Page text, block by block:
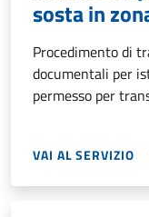
sosta in
Procedimento di
documentali per
permesso per
VAI AL SERVIZIO